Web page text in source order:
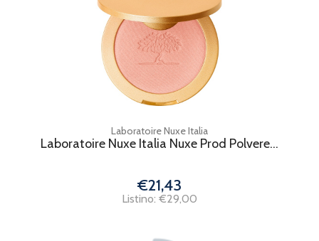
Laboratoire Nuxe Italia
Laboratoire Nuxe Italia Nuxe Prod Polvere...
€21,43
Listino: €29,00